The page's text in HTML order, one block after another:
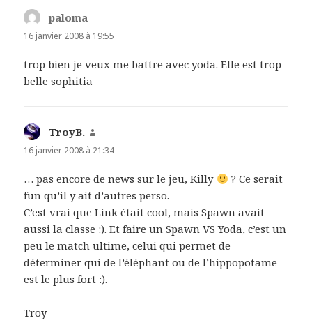
paloma
16 janvier 2008 à 19:55
trop bien je veux me battre avec yoda. Elle est trop
belle sophitia
TroyB.
16 janvier 2008 à 21:34
… pas encore de news sur le jeu, Killy
? Ce serait
fun qu’il y ait d’autres perso.
C’est vrai que Link était cool, mais Spawn avait
aussi la classe :). Et faire un Spawn VS Yoda, c’est un
peu le match ultime, celui qui permet de
déterminer qui de l’éléphant ou de l’hippopotame
est le plus fort :).
Troy